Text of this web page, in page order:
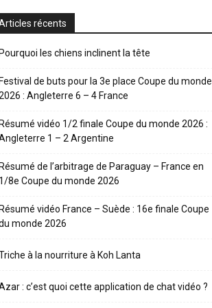
récents
les chiens inclinent la tête
de buts pour la 3e place Coupe du monde
: Angleterre 6 – 4 France
vidéo 1/2 finale Coupe du monde 2026 :
1 – 2 Argentine
de l’arbitrage de Paraguay – France en
8e Coupe du monde 2026
vidéo France – Suède : 16e finale Coupe
monde 2026
à la nourriture à Koh Lanta
: c’est quoi cette application de chat vidéo ?